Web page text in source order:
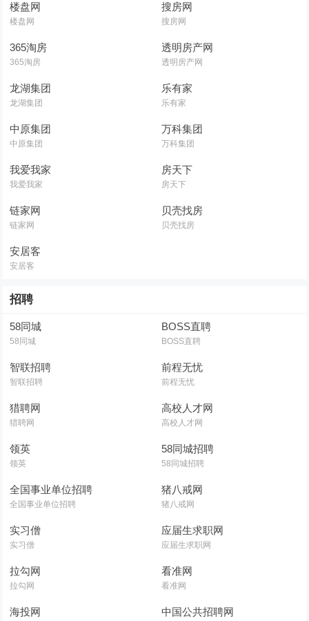
楼盘网
楼盘网
搜房网
搜房网
365淘房
365淘房
透明房产网
透明房产网
龙湖集团
龙湖集团
乐有家
乐有家
中原集团
中原集团
万科集团
万科集团
我爱我家
我爱我家
房天下
房天下
链家网
链家网
贝壳找房
贝壳找房
安居客
安居客
招聘
58同城
58同城
BOSS直聘
BOSS直聘
智联招聘
智联招聘
前程无忧
前程无忧
猎聘网
猎聘网
高校人才网
高校人才网
领英
领英
58同城招聘
58同城招聘
全国事业单位招聘
全国事业单位招聘
猪八戒网
猪八戒网
实习僧
实习僧
应届生求职网
应届生求职网
拉勾网
拉勾网
看准网
看准网
海投网 中国公共招聘网